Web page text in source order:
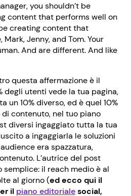
you shouldn’t be
content that performs well on
creating content that
Jenny, and Tom. Your
And are different. And like
questa affermazione è il
degli utenti vede la tua pagina,
un 10% diverso, ed è quel 10%
contenuto, nel tuo piano
diversi ingaggiato tutta la tua
a ingaggiarla le soluzioni
era spazzatura,
L’autrice del post
semplice: il reach medio è al
al giorno (ed ecco qui il
il piano editorialesocial,